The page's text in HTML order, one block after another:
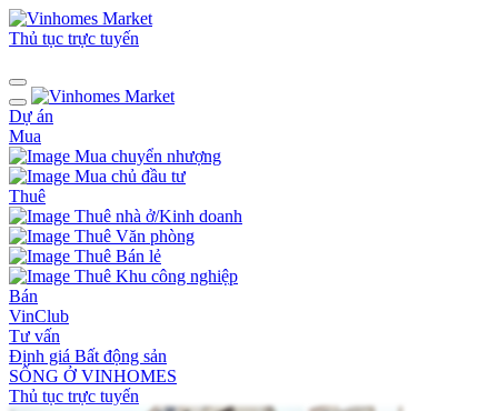
Thủ tục trực tuyến
Dự án
Mua
Mua chuyển nhượng
Mua chủ đầu tư
Thuê
Thuê nhà ở/Kinh doanh
Thuê Văn phòng
Thuê Bán lẻ
Thuê Khu công nghiệp
Bán
VinClub
Tư vấn
Định giá Bất động sản
SỐNG Ở VINHOMES
Thủ tục trực tuyến